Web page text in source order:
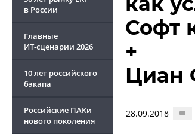
в России
Главные
ИТ-сценарии 2026
10 лет российского
бэкапа
Российские ПАКи
нового поколения
Софт
+
Циан
28.09.2018